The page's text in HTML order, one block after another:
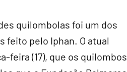
quilombolas foi um dos
feito pelo Iphan. O atual
feira (17), que os quilombos